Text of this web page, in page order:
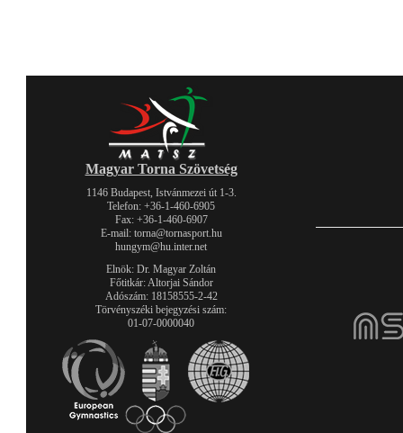
Magyar Torna Szövetség
1146 Budapest, Istvánmezei út 1-3.
Telefon: +36-1-460-6905
Fax: +36-1-460-6907
E-mail: torna@tornasport.hu
hungym@hu.inter.net
Elnök: Dr. Magyar Zoltán
Főtitkár: Altorjai Sándor
Adószám: 18158555-2-42
Törvényszéki bejegyzési szám:
01-07-0000040